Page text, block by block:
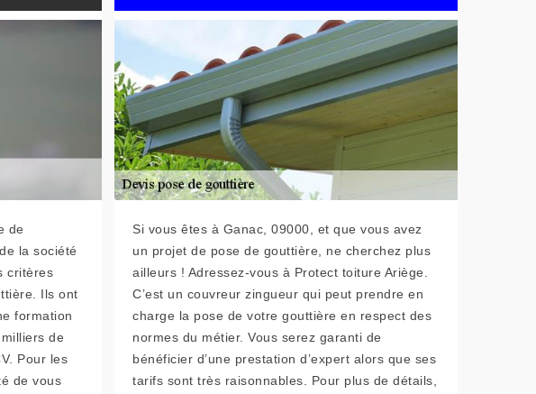
de
la société
critères
Ils ont
formation
de
Pour les
de vous
Si vous êtes à Ganac, 09000, et que vous avez
un projet de pose de gouttière, ne cherchez plus
ailleurs ! Adressez-vous à Protect toiture Ariège.
C’est un couvreur zingueur qui peut prendre en
charge la pose de votre gouttière en respect des
normes du métier. Vous serez garanti de
bénéficier d’une prestation d’expert alors que ses
tarifs sont très raisonnables. Pour plus de détails,